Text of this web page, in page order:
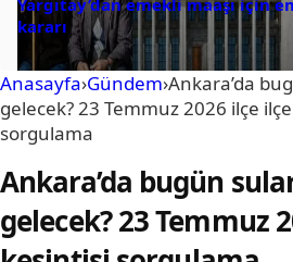
Yargıtay’dan emekli maaşı için
kararı
Anasayfa›Gündem›Ankara’da
gelecek? 23 Temmuz 2026 ilçe
sorgulama
Ankara’da bugün
gelecek? 23 Temmuz